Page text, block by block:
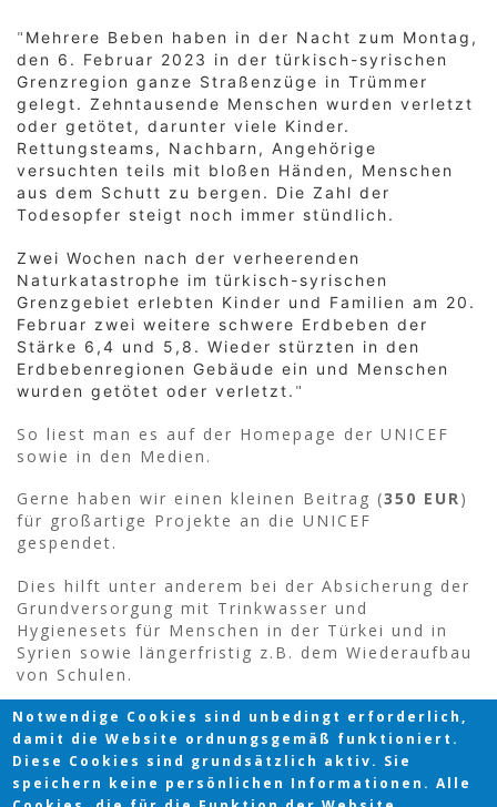
" Mehrere Beben haben in der Nacht zum Montag,
den 6. Februar 2023 in der türkisch-syrischen
Grenzregion ganze Straßenzüge in Trümmer
gelegt. Zehntausende Menschen wurden verletzt
oder getötet, darunter viele Kinder.
Rettungsteams, Nachbarn, Angehörige
versuchten teils mit bloßen Händen, Menschen
aus dem Schutt zu bergen. Die Zahl der
Todesopfer steigt noch immer stündlich.
Zwei Wochen nach der verheerenden
Naturkatastrophe im türkisch-syrischen
Grenzgebiet erlebten Kinder und Familien am 20.
Februar zwei weitere schwere Erdbeben der
Stärke 6,4 und 5,8. Wieder stürzten in den
Erdbebenregionen Gebäude ein und Menschen
wurden getötet oder verletzt. "
So liest man es auf der Homepage der UNICEF
sowie in den Medien.
Gerne haben wir einen kleinen Beitrag (350 EUR)
für großartige Projekte an die UNICEF
gespendet.
Dies hilft unter anderem bei der Absicherung der
Grundversorgung mit Trinkwasser und
Hygienesets für Menschen in der Türkei und in
Syrien sowie längerfristig z.B. dem Wiederaufbau
von Schulen.
Notwendige Cookies sind unbedingt erforderlich,
damit die Website ordnungsgemäß funktioniert.
Diese Cookies sind grundsätzlich aktiv. Sie
speichern keine persönlichen Informationen. Alle